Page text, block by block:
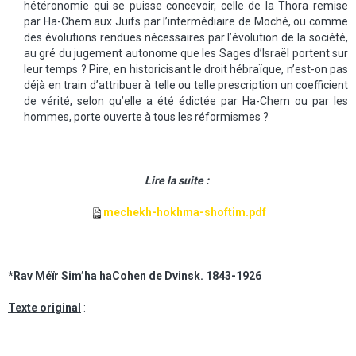
hétéronomie qui se puisse concevoir, celle de la Thora remise
par Ha-Chem aux Juifs par l’intermédiaire de Moché, ou comme
des évolutions rendues nécessaires par l’évolution de la société,
au gré du jugement autonome que les Sages d’Israël portent sur
leur temps ? Pire, en historicisant le droit hébraïque, n’est-on pas
déjà en train d’attribuer à telle ou telle prescription un coefficient
de vérité, selon qu’elle a été édictée par Ha-Chem ou par les
hommes, porte ouverte à tous les réformismes ?
Lire la suite :
mechekh-hokhma-shoftim.pdf
*Rav Méïr Sim’ha haCohen de Dvinsk. 1843-1926
Texte original :